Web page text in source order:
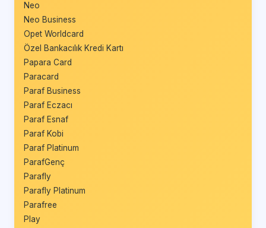
Neo
Neo Business
Opet Worldcard
Özel Bankacılık Kredi Kartı
Papara Card
Paracard
Paraf Business
Paraf Eczacı
Paraf Esnaf
Paraf Kobi
Paraf Platinum
ParafGenç
Parafly
Parafly Platinum
Parafree
Play